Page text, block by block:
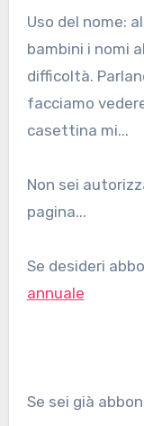
Uso del nome: alterati e derivati - Presentare ai
bambini i nomi
difficoltà.
facciamo
casettina mi...
Non sei autorizzato a visualizzare questa
pagina...
Se desideri
annuale
Se sei già